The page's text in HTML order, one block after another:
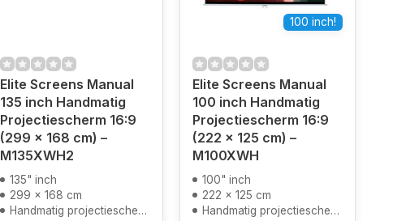
Elite Screens Manual
135 inch Handmatig
Projectiescherm 16:9
(299 x 168 cm) –
M135XWH2
135" inch
299 x 168 cm
Handmatig projectiescherm
100 inch!
Elite Screens Manual
100 inch Handmatig
Projectiescherm 16:9
(222 x 125 cm) –
M100XWH
100" inch
222 x 125 cm
Handmatig projectiescherm